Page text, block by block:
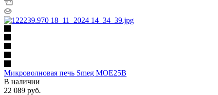
Микроволновая печь Smeg MOE25B
В наличии
22 089 руб.